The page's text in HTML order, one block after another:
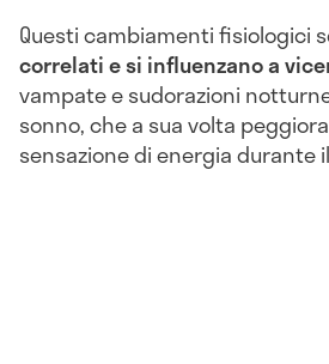
Questi cambiamenti fisiologici
correlati e si influenzano a
vampate e sudorazioni
sonno, che a sua volta peggiora
sensazione di energia durante